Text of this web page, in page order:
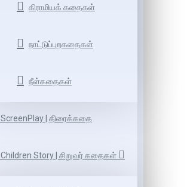
கிராமியக் கதைகள்
நாட்டுப்புறகதைகள்
நீள்கதைகள்
ScreenPlay | திரைக்கதை
Children Story | சிறுவர் கதைகள்